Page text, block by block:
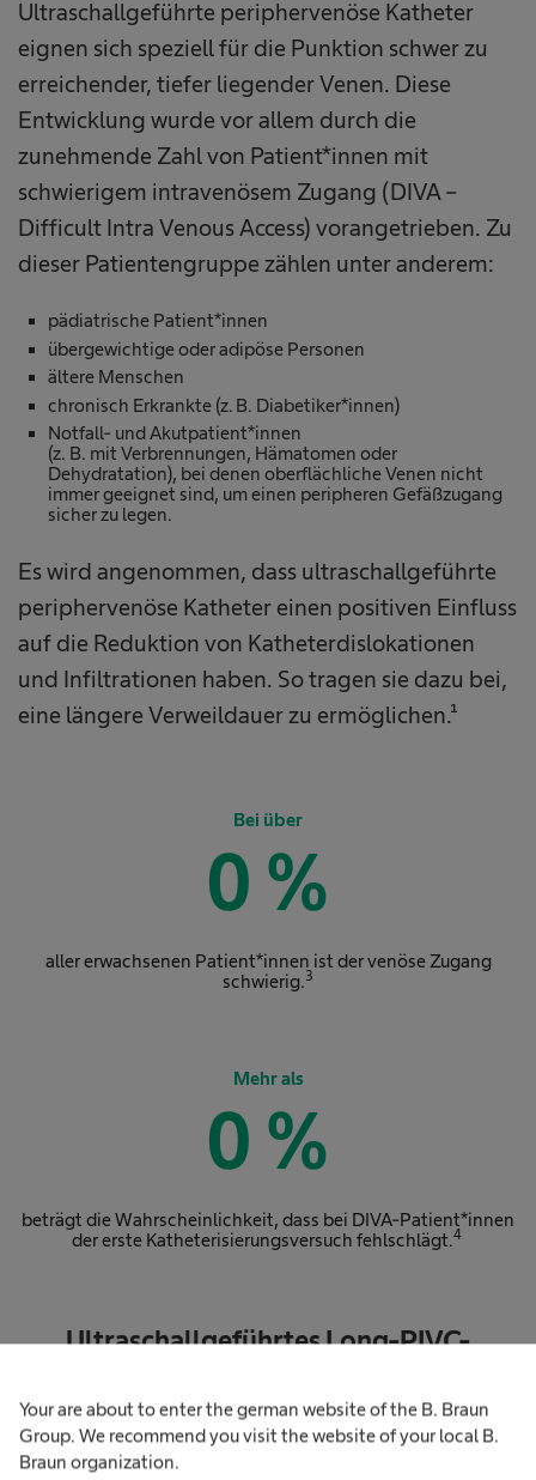
Your are about to enter the german website of the B. Braun
Group. We recommend you visit the website of your local B.
Braun organization.
Ultraschallgeführte periphervenöse Katheter
eignen sich speziell für die Punktion schwer zu
erreichender, tiefer liegender Venen. Diese
Entwicklung wurde vor allem durch die
zunehmende Zahl von Patient*innen mit
schwierigem intravenösem Zugang (DIVA –
Difficult Intra Venous Access) vorangetrieben. Zu
dieser Patientengruppe zählen unter anderem:
pädiatrische Patient*innen
übergewichtige oder adipöse Personen
ältere Menschen
chronisch Erkrankte (z. B. Diabetiker*innen)
Notfall- und Akutpatient*innen
(z. B. mit Verbrennungen, Hämatomen oder
Dehydratation), bei denen oberflächliche Venen nicht
immer geeignet sind, um einen peripheren Gefäßzugang
sicher zu legen.
Es wird angenommen, dass ultraschallgeführte
periphervenöse Katheter einen positiven Einfluss
auf die Reduktion von Katheterdislokationen
und Infiltrationen haben. So tragen sie dazu bei,
eine längere Verweildauer zu ermöglichen.¹
Bei über
0 %
aller erwachsenen Patient*innen ist der venöse Zugang
schwierig.3
Mehr als
0 %
beträgt die Wahrscheinlichkeit, dass bei DIVA-Patient*innen
der erste Katheterisierungsversuch fehlschlägt.4
Ultraschallgeführtes Long-PIVC-